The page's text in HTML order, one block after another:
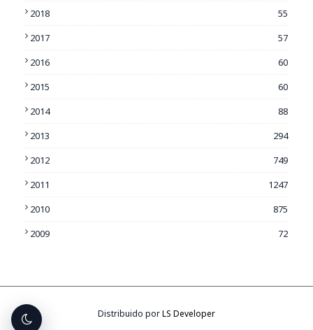
2018
55
2017
57
2016
60
2015
60
2014
88
2013
294
2012
749
2011
1247
2010
875
2009
72
Distribuido porLS Developer